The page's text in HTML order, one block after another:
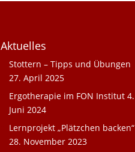
Aktuelles
Stottern – Tipps und Übungen
27. April 2025
Ergotherapie im FON Institut 4.
Juni 2024
Lernprojekt „Plätzchen backen“
28. November 2023